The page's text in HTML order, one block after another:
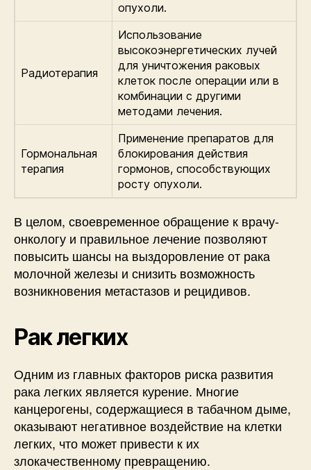
опухоли.
Радиотерапия
Использование
высокоэнергетических лучей
для уничтожения раковых
клеток после операции или в
комбинации с другими
методами лечения.
Гормональная
терапия
Применение препаратов для
блокирования действия
гормонов, способствующих
росту опухоли.
В целом, своевременное обращение к врачу-
онкологу и правильное лечение позволяют
повысить шансы на выздоровление от рака
молочной железы и снизить возможность
возникновения метастазов и рецидивов.
Рак легких
Одним из главных факторов риска развития
рака легких является курение. Многие
канцерогены, содержащиеся в табачном дыме,
оказывают негативное воздействие на клетки
легких, что может привести к их
злокачественному превращению.